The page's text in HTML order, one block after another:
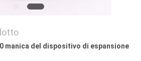
manica del dispositivo di espansione